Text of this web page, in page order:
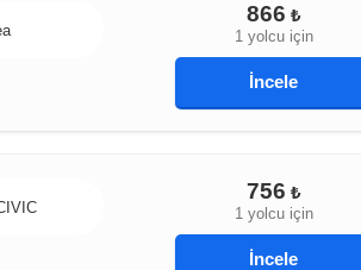
866 ₺
1 yolcu için
İncele
756 ₺
1 yolcu için
İncele